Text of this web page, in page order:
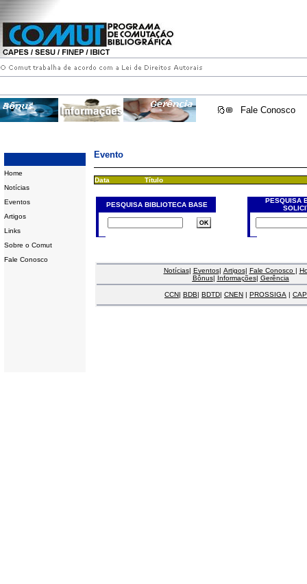
Fale Conosco
Home
Notícias
Eventos
Artigos
Links
Sobre o Comut
Fale Conosco
Evento
Data Título
PESQUISA BIBLIOTECA BASE
PESQUISA
Notícias| Eventos| Artigos| Fale Conosco |
Bônus| Informações| Gerência
CCN| BDB| BDTD| CNEN | PROSSIGA |